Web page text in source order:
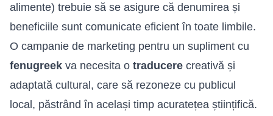
alimente) trebuie să se asigure că denumirea și
beneficiile sunt comunicate eficient în toate limbile.
O campanie de marketing pentru un supliment cu
fenugreek va necesita o traducere creativă și
adaptată cultural, care să rezoneze cu publicul
local, păstrând în același timp acuratețea științifică.